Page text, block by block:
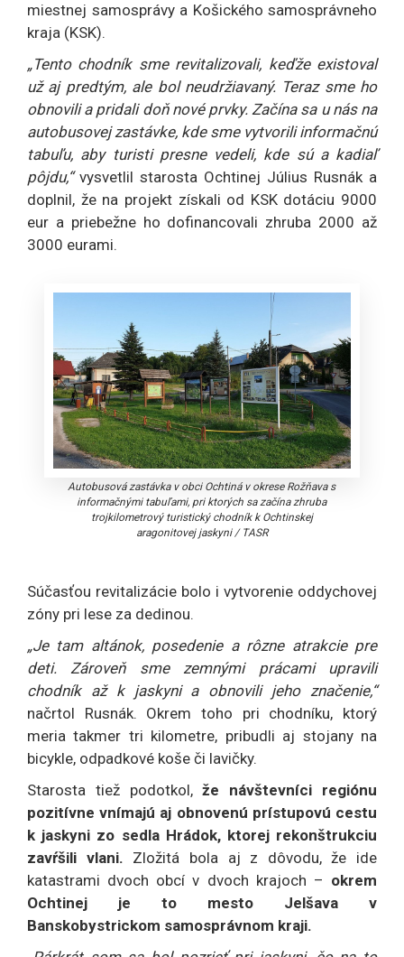
miestnej samosprávy a Košického samosprávneho
kraja (KSK).
„Tento chodník sme revitalizovali, keďže existoval
už aj predtým, ale bol neudržiavaný. Teraz sme ho
obnovili a pridali doň nové prvky. Začína sa u nás na
autobusovej zastávke, kde sme vytvorili informačnú
tabuľu, aby turisti presne vedeli, kde sú a kadiaľ
pôjdu,“ vysvetlil starosta Ochtinej Július Rusnák a
doplnil, že na projekt získali od KSK dotáciu 9000
eur a priebežne ho dofinancovali zhruba 2000 až
3000 eurami.
Autobusová zastávka v obci Ochtiná v okrese Rožňava s
informačnými tabuľami, pri ktorých sa začína zhruba
trojkilometrový turistický chodník k Ochtinskej
aragonitovej jaskyni/ TASR
Súčasťou revitalizácie bolo i vytvorenie oddychovej
zóny pri lese za dedinou.
„Je tam altánok, posedenie a rôzne atrakcie pre
deti. Zároveň sme zemnými prácami upravili
chodník až k jaskyni a obnovili jeho značenie,“
načrtol Rusnák. Okrem toho pri chodníku, ktorý
meria takmer tri kilometre, pribudli aj stojany na
bicykle, odpadkové koše či lavičky.
Starosta tiež podotkol,že návštevníci regiónu
pozitívne vnímajú aj obnovenú prístupovú cestu
k jaskyni zo sedla Hrádok, ktorej rekonštrukciu
zavŕšili vlani. Zložitá bola aj z dôvodu, že ide
katastrami dvoch obcí v dvoch krajoch – okrem
Ochtinej je to mesto Jelšava v
Banskobystrickom samosprávnom kraji.